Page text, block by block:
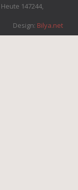
Heute 147244,
Design: Bilya.net